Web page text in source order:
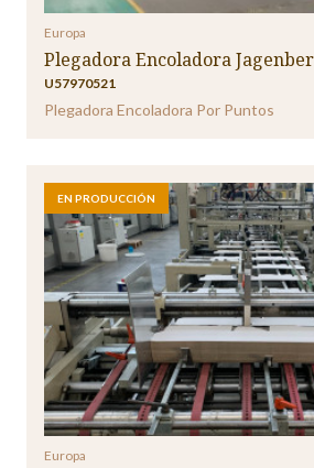
Europa
Plegadora Encoladora
U57970521
Plegadora Encoladora Por Puntos
EN PRODUCCIÓN
Europa